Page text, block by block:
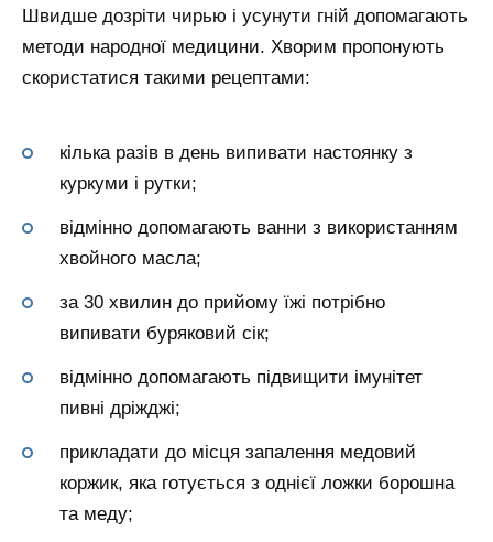
Швидше дозріти чирью і усунути гній допомагають
методи народної медицини. Хворим пропонують
скористатися такими рецептами:
кілька разів в день випивати настоянку з
куркуми і рутки;
відмінно допомагають ванни з використанням
хвойного масла;
за 30 хвилин до прийому їжі потрібно
випивати буряковий сік;
відмінно допомагають підвищити імунітет
пивні дріжджі;
прикладати до місця запалення медовий
коржик, яка готується з однієї ложки борошна
та меду;